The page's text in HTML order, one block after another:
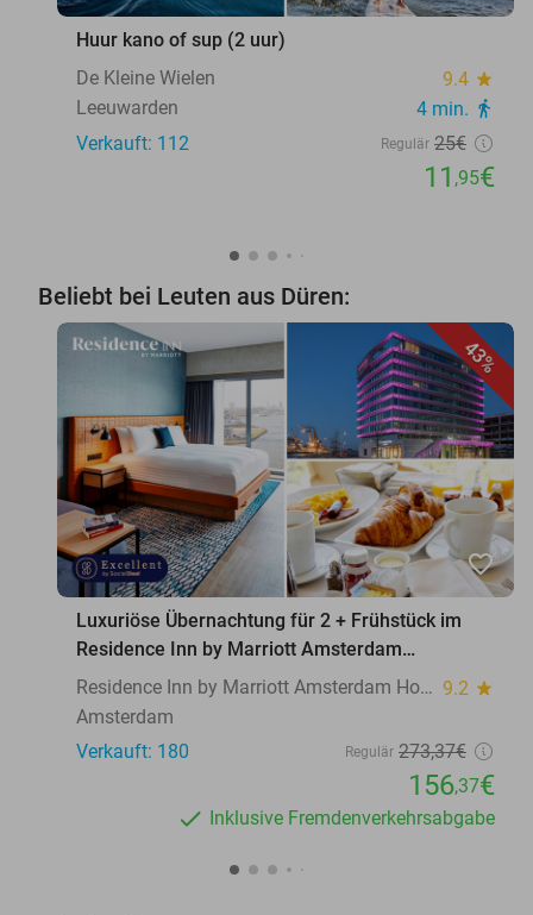
Huur kano of sup (2 uur)
De Kleine Wielen
9.4 star
Leeuwarden 4 min. directions_walk
Verkauft: 112 Regulär 25€
11 ,95€
Beliebt bei Leuten aus Düren:
43%
favorite_border
Luxuriöse Übernachtung für 2 + Frühstück im
Residence Inn by Marriott Amsterdam
Houthavens
Residence Inn by Marriott Amsterdam Houthavens 9.2 star
Amsterdam
Verkauft: 180
Regulär 273,37€
156,37€
Inklusive Fremdenverkehrsabgabe